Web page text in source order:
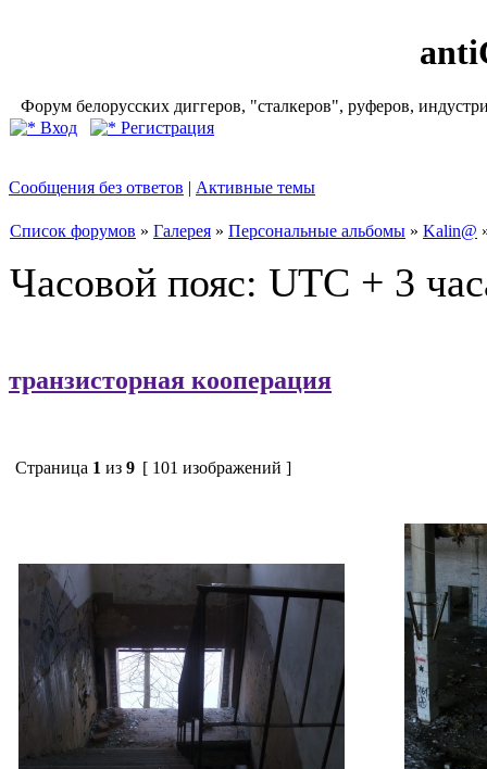
Форум белорусских диггеров, "сталкеров", руферов,
Вход
Регистрация
Сообщения без ответов | Активные темы
Список форумов » Галерея » Персональные альбомы » Kalin@
Часовой пояс: UTC + 3
транзисторная кооперация
Страница 1 из 9 [ 101 изображений ]